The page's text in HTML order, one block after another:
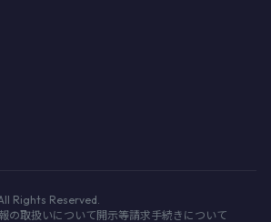
Rights Reserved.
の取扱いについて開示等請求手続きについて